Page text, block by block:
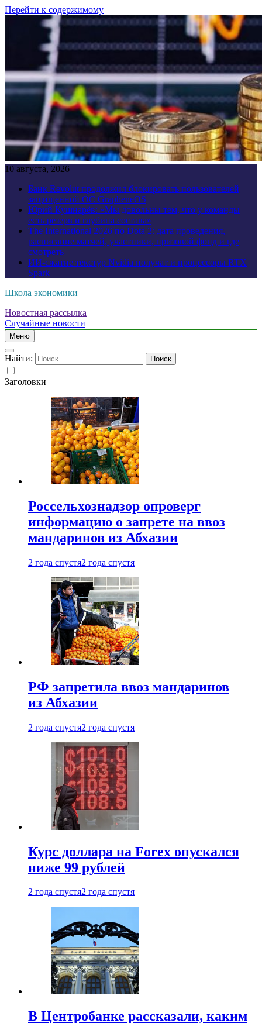
Перейти к содержимому
10 августа, 2026
Банк Revolut продолжил блокировать пользователей
защищенной ОС GrapheneOS
Юрий Кушнарёв: «Мы довольны тем, что у команды
есть резерв и глубина состава»
The International 2026 по Dota 2: дата проведения,
расписание матчей, участники, призовой фонд и где
смотреть
ИИ-сжатие текстур Nvidia получат и процессоры RTX
Spark
Школа экономики
Новостная рассылка
Случайные новости
Меню
Найти:
Заголовки
Россельхознадзор опроверг
информацию о запрете на ввоз
мандаринов из Абхазии
2 года спустя2 года спустя
РФ запретила ввоз мандаринов
из Абхазии
2 года спустя2 года спустя
Курс доллара на Forex опускался
ниже 99 рублей
2 года спустя2 года спустя
В Центробанке рассказали, каким